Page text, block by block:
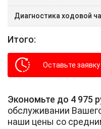
Диагностика ходовой
Итого:
Оставьте
Экономьте до 4 975
обслуживании
наши цены со